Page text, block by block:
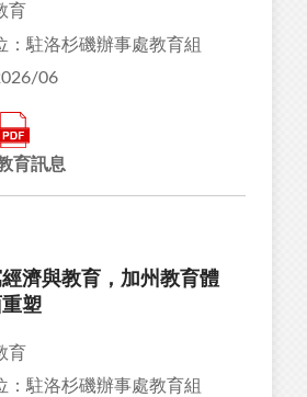
育
：駐洛杉磯辦事處教育組
06
育訊息
濟與教育，加州教育體
塑
育
：駐洛杉磯辦事處教育組